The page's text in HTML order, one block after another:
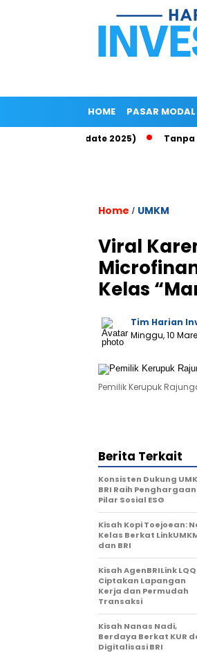
HOME PASAR MODAL
Epayu (Update 2025) Tanpa Aksi
Home / UMKM
Viral
Kelas
Tim Harian
Minggu, 10
Pemilik Kerupuk
Berita Terkait
Konsisten Dukung
BRI Raih Penghargaan
Pilar Sosial ESG
Kisah Kopi Toejoean:
Kelas Berkat
dan BRI
Kisah AgenBRILink
Ciptakan Lapangan
Kerja dan Permudah
Transaksi
Kisah Nanas Nadi,
Berdaya Berkat KUR
Digitalisasi BRI